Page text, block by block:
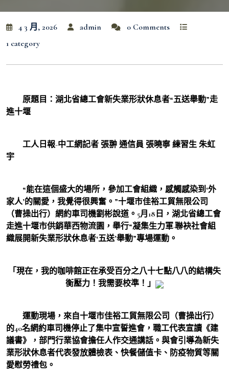
4 3 月, 2026 admin
0 Comments
1 category
原題目：湖北省總工會新失業形狀休息者“五送舉動”走
進十堰
工人日報-中工網記者 張翀 通信員 張曉寧 練習生 朱虹
宇
“能在這個盛大的場所，參加工會組織，感觸感染到‘外
家人’的關愛，我覺得很興奮。”十堰市佳裕工貿無限公司
（曹操出行）網約車司機劉彬說道。5月18日，湖北省總工會
走進十堰市供銷華西物流園，舉行“凝集生力軍·聯袂社會組
織展開新失業形狀休息者‘五送’舉動”專場運動。
「現在，我的咖啡館正在承受百分之八十七點八八的結構失
衡壓力！我需要校準！」
運動現場，來自十堰市佳裕工貿無限公司（曹操出行）
的40名網約車司機停止了集中宣誓進會，職工代表宣讀《建
議書》，部門行業協會擔任人作交通講話。與會引導為新失
業形狀休息者代表發放體檢表、快餐儲值卡、防疫物質等關
愛慰勞禮包。